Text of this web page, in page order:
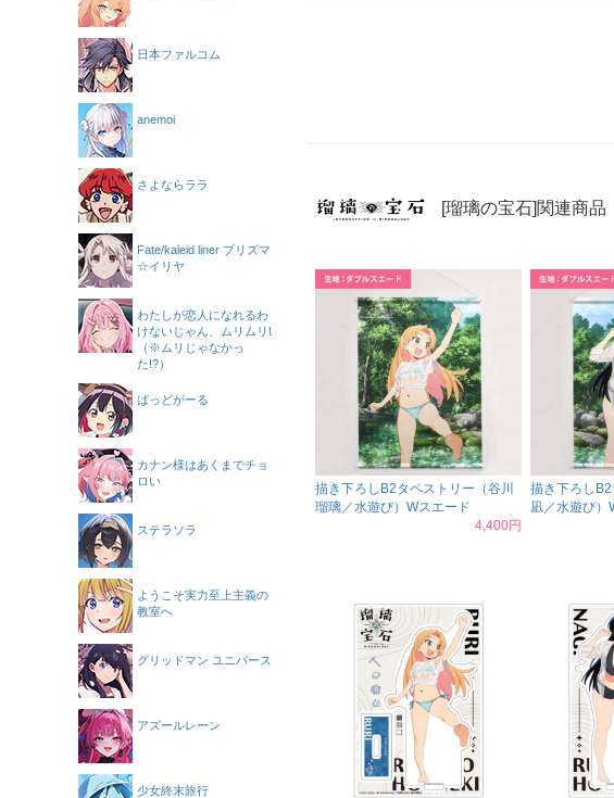
[瑠璃の宝石]関連商品
描き下ろしB2タペストリー（谷川
瑠璃／水遊び）Wスエード
4,400円
描き下ろし
凪／水遊び）
日本ファルコム
anemoi
さよならララ
Fate/kaleid liner プリズマ
☆イリヤ
わたしが恋人になれるわ
けないじゃん、ムリムリ!
（※ムリじゃなかっ
た!?）
ばっどがーる
カナン様はあくまでチョ
ロい
ステラソラ
ようこそ実力至上主義の
教室へ
グリッドマン ユニバース
アズールレーン
少女終末旅行